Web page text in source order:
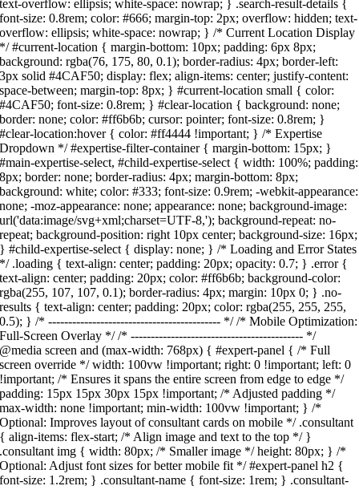
text-overflow: ellipsis; white-space: nowrap; } .search-result-details {
font-size: 0.8rem; color: #666; margin-top: 2px; overflow: hidden; text-
overflow: ellipsis; white-space: nowrap; } /* Current Location Display
*/ #current-location { margin-bottom: 10px; padding: 6px 8px;
background: rgba(76, 175, 80, 0.1); border-radius: 4px; border-left:
3px solid #4CAF50; display: flex; align-items: center; justify-content:
space-between; margin-top: 8px; } #current-location small { color:
#4CAF50; font-size: 0.8rem; } #clear-location { background: none;
border: none; color: #ff6b6b; cursor: pointer; font-size: 0.8rem; }
#clear-location:hover { color: #ff4444 !important; } /* Expertise
Dropdown */ #expertise-filter-container { margin-bottom: 15px; }
#main-expertise-select, #child-expertise-select { width: 100%; padding:
8px; border: none; border-radius: 4px; margin-bottom: 8px;
background: white; color: #333; font-size: 0.9rem; -webkit-appearance:
none; -moz-appearance: none; appearance: none; background-image:
url('data:image/svg+xml;charset=UTF-8,'); background-repeat: no-
repeat; background-position: right 10px center; background-size: 16px;
} #child-expertise-select { display: none; } /* Loading and Error States
*/ .loading { text-align: center; padding: 20px; opacity: 0.7; } .error {
text-align: center; padding: 20px; color: #ff6b6b; background-color:
rgba(255, 107, 107, 0.1); border-radius: 4px; margin: 10px 0; } .no-
results { text-align: center; padding: 20px; color: rgba(255, 255, 255,
0.5); } /* ------------------------------------------- */ /* Mobile Optimization:
Full-Screen Overlay */ /* ------------------------------------------- */
@media screen and (max-width: 768px) { #expert-panel { /* Full
screen override */ width: 100vw !important; right: 0 !important; left: 0
!important; /* Ensures it spans the entire screen from edge to edge */
padding: 15px 15px 30px 15px !important; /* Adjusted padding */
max-width: none !important; min-width: 100vw !important; } /*
Optional: Improves layout of consultant cards on mobile */ .consultant
{ align-items: flex-start; /* Align image and text to the top */ }
.consultant img { width: 80px; /* Smaller image */ height: 80px; } /*
Optional: Adjust font sizes for better mobile fit */ #expert-panel h2 {
font-size: 1.2rem; } .consultant-name { font-size: 1rem; } .consultant-